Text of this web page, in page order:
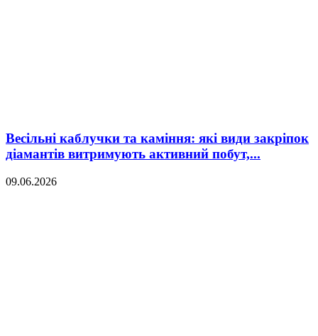
Весільні каблучки та каміння: які види закріпок
діамантів витримують активний побут,...
09.06.2026